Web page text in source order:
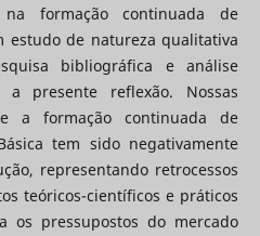
formação continuada de
estudo de natureza qualitativa
bibliográfica e análise
a presente reflexão. Nossas
a formação continuada de
tem sido negativamente
representando retrocessos
teóricos-científicos e práticos
os pressupostos do mercado